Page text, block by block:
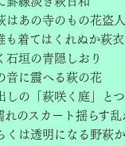
はあの寺のもの花盗人
も着てはくれぬか萩
石垣の青隠しおり
音に震へる萩の花
しの「萩咲く庭」と
れのスカート揺らす乱
くは透明になる野萩